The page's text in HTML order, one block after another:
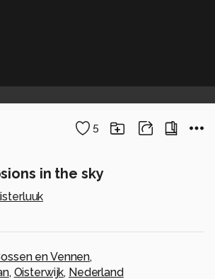
5
in the sky
en Vennen,
, Oisterwijk, Nederland